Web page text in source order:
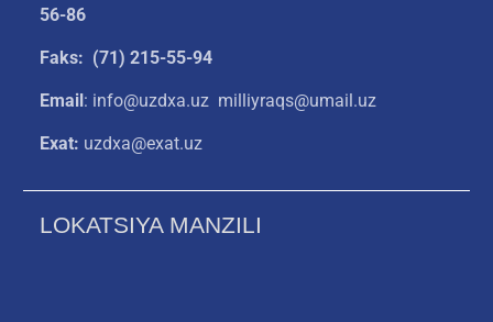
56-86
Faks: (71) 215-55-94
Email: info@uzdxa.uz milliyraqs@umail.uz
Exat: uzdxa@exat.uz
LOKATSIYA MANZILI